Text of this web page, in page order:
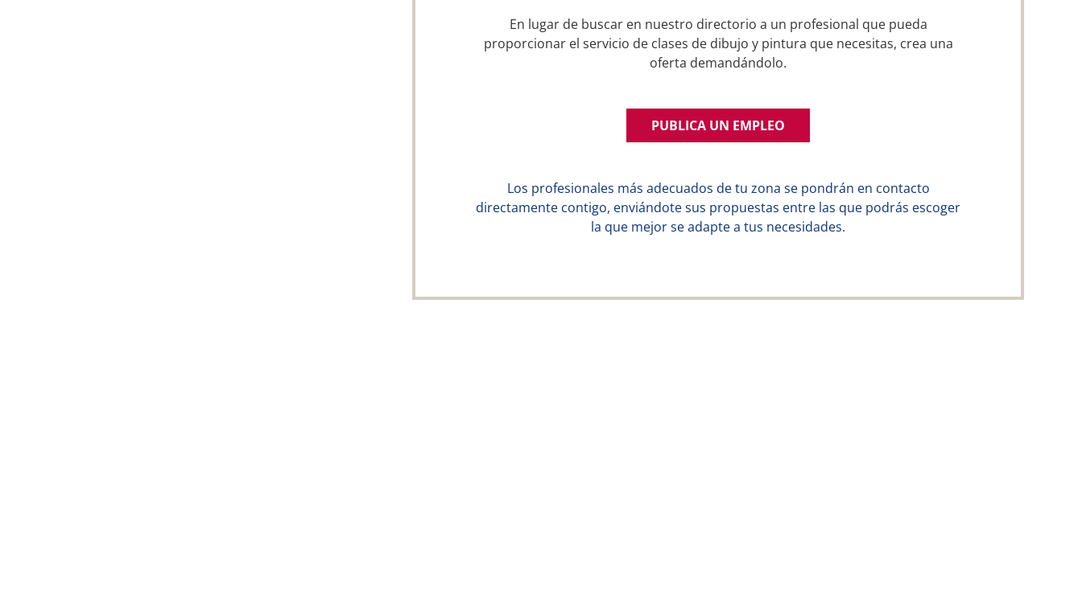
En lugar de buscar en nuestro directorio a un profesional que pueda
proporcionar el servicio de clases de dibujo y pintura que necesitas, crea una
oferta demandándolo.
PUBLICA UN EMPLEO
Los profesionales más adecuados de tu zona se pondrán en contacto
directamente contigo, enviándote sus propuestas entre las que podrás escoger
la que mejor se adapte a tus necesidades.